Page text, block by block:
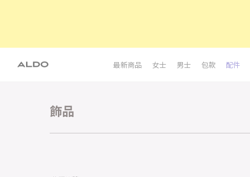
最新商品 女士 男士 包款 配件
飾品